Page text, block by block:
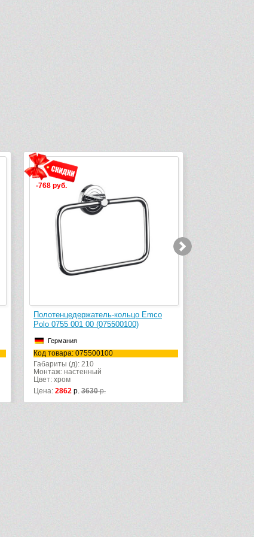
-768 руб.
Полотенцедержатель-кольцо Emco
Polo 0755 001 00 (075500100)
Германия
Код товара: 075500100
Габариты (д): 210
Монтаж: настенный
Цвет: хром
Цена: 2862 р.3630р.
Polo 0750